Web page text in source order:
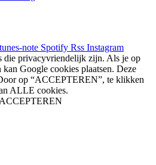
note Spotify Rss Instagram
die privacyvriendelijk zijn. Als je op
Google cookies plaatsen. Deze
op “ACCEPTEREN”, te klikken
ALLE cookies.